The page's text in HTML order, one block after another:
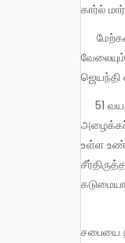
கார்ல்
மேற்கண்ட உரை தமிழகத்தின் ஆர்.எஸ்.எஸ் தலைமை பிரச்சாரகர் ஆர்.என்.ரவி அவர்களுடையது. அவர் கூடுதலாக தமிழக கவர்னர்
ஜெயந்தி
51
உள்ள
“வாடிய பயிரைக் கண்டபோதெல்லாம், வாடினேன்” என்று பாடிய
சபையை